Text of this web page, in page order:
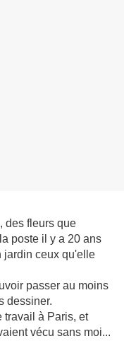
des fleurs que
poste il y a 20 ans
jardin ceux qu'elle
passer au moins
dessiner.
travail à Paris, et
vécu sans moi...